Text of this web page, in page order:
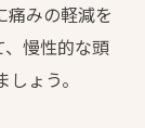
痛みの軽減を
、慢性的な頭
ょう。